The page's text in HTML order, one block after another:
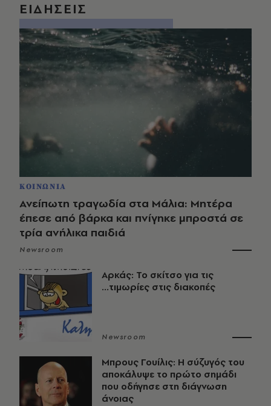
ΕΙΔΗΣΕΙΣ
ΚΟΙΝΩΝΙΑ
Ανείπωτη τραγωδία στα Μάλια: Μητέρα
έπεσε από βάρκα και πνίγηκε μπροστά σε
τρία ανήλικα παιδιά
Newsroom
Αρκάς: Το σκίτσο για τις
...τιμωρίες στις διακοπές
Newsroom
Μπρους Γουίλις: Η σύζυγός του
αποκάλυψε το πρώτο σημάδι
που οδήγησε στη διάγνωση
άνοιας